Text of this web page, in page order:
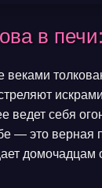
в
ведет себя
— это верная
домочадцам